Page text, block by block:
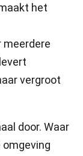
het
meerdere
vergroot
door. Waar
omgeving